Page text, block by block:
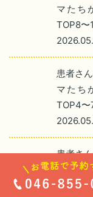
マたち
TOP8〜
患者さ
マたち
TOP4〜
患者さ
マたち
TOP3」